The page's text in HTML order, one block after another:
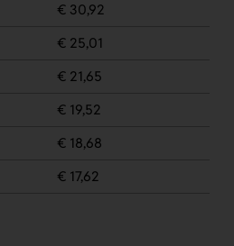
€ 30,92
€ 25,01
€ 21,65
€ 19,52
€ 18,68
€ 17,62